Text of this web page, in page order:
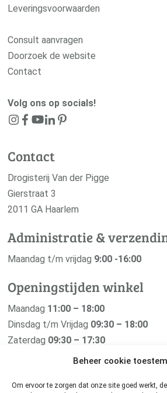
Beheer cookie
Om ervoor te zorgen dat onze site goed werkt,
Leveringsvoorwaarden
Consult aanvragen
Doorzoek de website
Contact
Volg ons op socials!
Contact
Drogisterij Van der Pigge
Gierstraat 3
2011 GA Haarlem
Administratie &
Maandag t/m vrijdag 9:00 -16:00
Openingstijden winkel
Maandag 11:00 – 18:00
Dinsdag t/m Vrijdag 09:30 – 18:00
Zaterdag 09:30 – 17:30
Gesloten